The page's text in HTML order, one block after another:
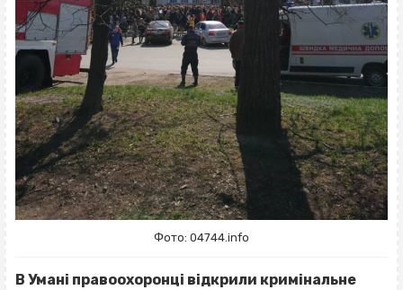
Фото: 04744.info
В Умані правоохоронці відкрили кримінальне